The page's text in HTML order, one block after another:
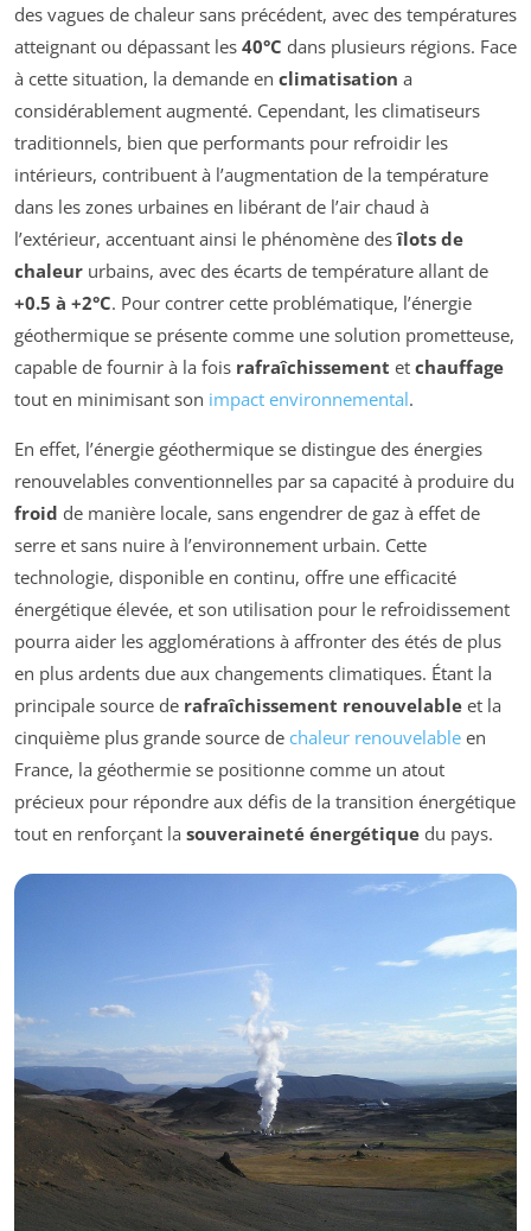
des vagues de chaleur sans précédent, avec des températures
atteignant ou dépassant les 40°C dans plusieurs régions. Face
à cette situation, la demande en climatisation a
considérablement augmenté. Cependant, les climatiseurs
traditionnels, bien que performants pour refroidir les
intérieurs, contribuent à l’augmentation de la température
dans les zones urbaines en libérant de l’air chaud à
l’extérieur, accentuant ainsi le phénomène desîlots de
chaleur urbains, avec des écarts de température allant de
+0.5 à +2°C. Pour contrer cette problématique, l’énergie
géothermique se présente comme une solution prometteuse,
capable de fournir à la fois rafraîchissement et chauffage
tout en minimisant son impact environnemental.
En effet, l’énergie géothermique se distingue des énergies
renouvelables conventionnelles par sa capacité à produire du
froid de manière locale, sans engendrer de gaz à effet de
serre et sans nuire à l’environnement urbain. Cette
technologie, disponible en continu, offre une efficacité
énergétique élevée, et son utilisation pour le refroidissement
pourra aider les agglomérations à affronter des étés de plus
en plus ardents due aux changements climatiques. Étant la
principale source de rafraîchissement renouvelable et la
cinquième plus grande source de chaleur renouvelable en
France, la géothermie se positionne comme un atout
précieux pour répondre aux défis de la transition énergétique
tout en renforçant la souveraineté énergétique du pays.